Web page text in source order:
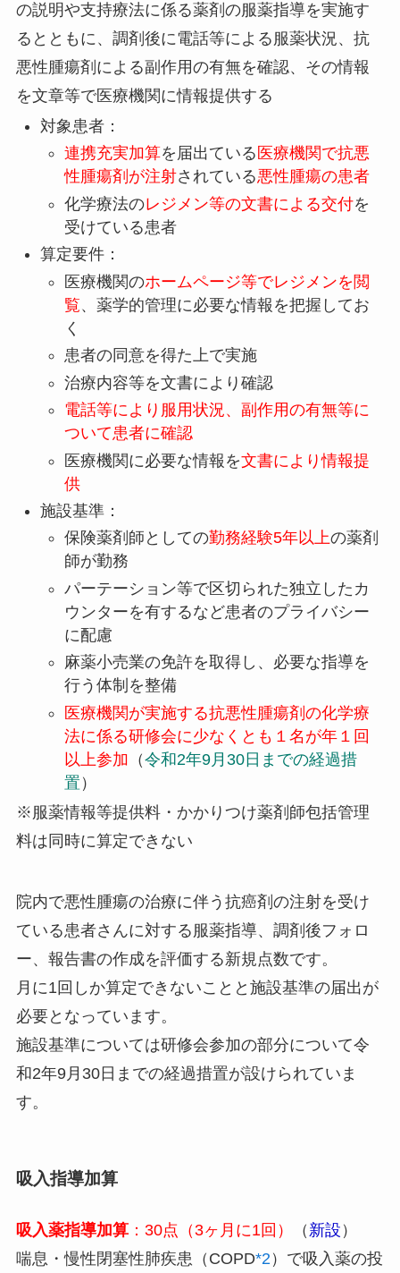
の説明や支持療法に係る薬剤の服薬指導を実施す
るとともに、調剤後に電話等による服薬状況、抗
悪性腫瘍剤による副作用の有無を確認、その情報
を文章等で医療機関に情報提供する
対象患者：
連携充実加算を届出ている 医療機関で抗悪
性腫瘍剤が注射されている悪性腫瘍の患者
化学療法のレジメン等の文書による交付を
受けている患者
算定要件：
医療機関のホームページ等でレジメンを閲
覧、薬学的管理に必要な情報を把握してお
く
患者の同意を得た上で実施
治療内容等を文書により確認
電話等により服用状況、副作用の有無等に
ついて患者に確認
医療機関に必要な情報を文書により情報提
供
施設基準：
保険薬剤師としての勤務経験5年以上の薬剤
師が勤務
パーテーション等で区切られた独立したカ
ウンターを有するなど患者のプライバシー
に配慮
麻薬小売業の免許を取得し、必要な指導を
行う体制を整備
医療機関が実施する抗悪性腫瘍剤の化学療
法に係る研修会に少なくとも１名が年１回
以上参加 （令和2年9月30日までの経過措
置 ）
※服薬情報等提供料・かかりつけ薬剤師包括管理
料は同時に算定できない
院内で悪性腫瘍の治療に伴う抗癌剤の注射を受け
ている患者さんに対する服薬指導、調剤後フォロ
ー、報告書の作成を評価する新規点数です。
月に1回しか算定できないことと施設基準の届出が
必要となっています。
施設基準については研修会参加の部分について令
和2年9月30日までの経過措置が設けられていま
す。
吸入指導加算
吸入薬指導加算：30点（3ヶ月に1回） （ 新設 ）
喘息・慢性閉塞性肺疾患（COPD*2 ）で吸入薬の投